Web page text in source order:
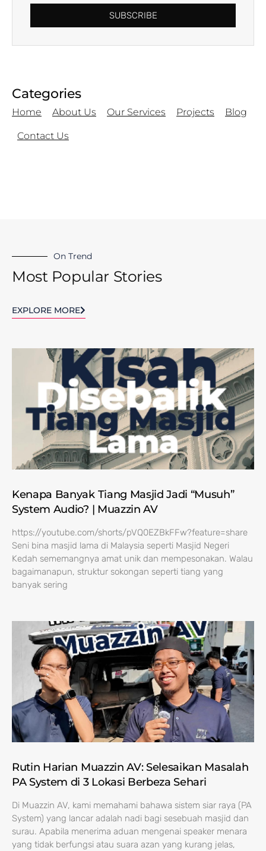
SUBSCRIBE
Categories
Home About Us Our Services Projects Blog
Contact Us
On Trend
Most Popular Stories
EXPLORE MORE
Kenapa Banyak Tiang Masjid Jadi “Musuh”
System Audio? | Muazzin AV
https://youtube.com/shorts/pVQ0EZBkFFw?feature=share
Seni bina masjid lama di Malaysia seperti Masjid Negeri
Kedah sememangnya amat unik dan mempesonakan. Walau
bagaimanapun, struktur sokongan seperti tiang yang
banyak sering
Rutin Harian Muazzin AV: Selesaikan Masalah
PA System di 3 Lokasi Berbeza Sehari
Di Muazzin AV, kami memahami bahawa sistem siar raya (PA
System) yang lancar adalah nadi bagi sesebuah masjid dan
surau. Apabila menerima aduan mengenai speaker menara
yang tidak berfungsi atau suara azan yang kurang jelas,